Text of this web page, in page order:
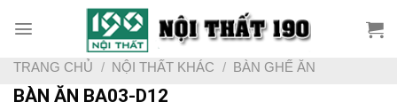
TRANG CHỦ / NỘI THẤT KHÁC / BÀN GHẾ ĂN
BÀN ĂN BA03-D12